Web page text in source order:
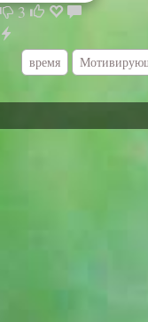
3
время